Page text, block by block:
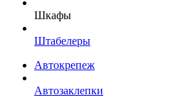
Шкафы
Штабелеры
Автокрепеж
Автозаклепки